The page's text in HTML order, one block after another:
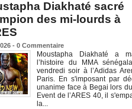
Diakhaté sacré
des mi-lourds à
- 0 Commentaire
Moustapha Diakhaté a
l’histoire du MMA
vendredi soir à l’Adidas
Paris. En s'imposant par
unanime face à Begai lors
Event de l’ARES 40, il
la...